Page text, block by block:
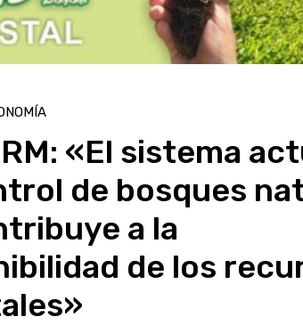
«El sistema
de bosques
a la
de los